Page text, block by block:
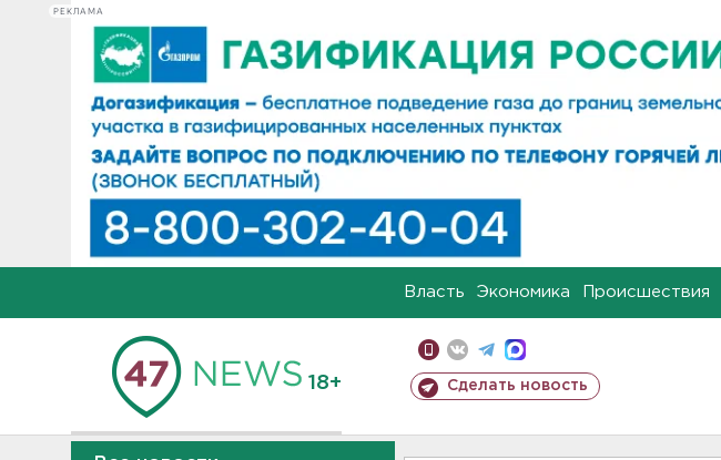
РЕКЛАМА
Власть Экономика Происшествия
18+ Сделать новость